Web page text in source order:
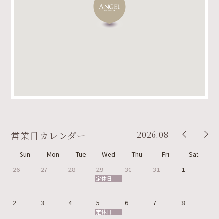
営業日カレンダー 2026.08
Sun Mon Tue Wed Thu Fri
Sat
26
27 28 29
定休日
30 31 1
2 3 4 5
定休日
6 7 8